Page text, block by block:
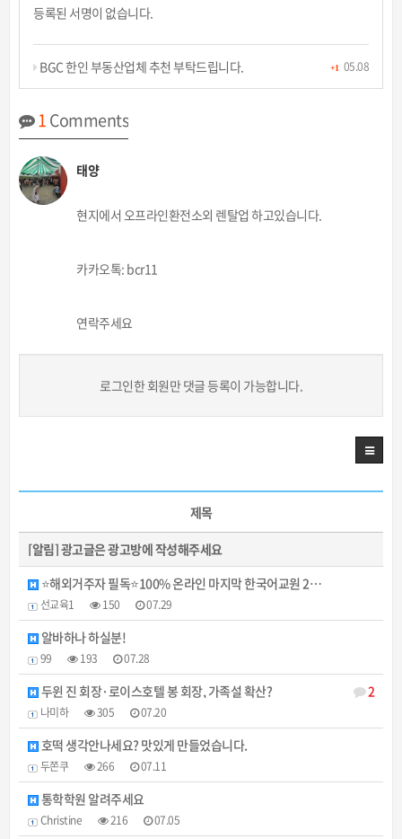
등록된 서명이 없습니다.
+1 05.08
BGC 한인 부동산업체 추천 부탁드립니다.
1Comments
태양
현지에서 오프라인환전소외 렌탈업 하고있습니다.
카카오톡: bcr11
연락주세요
로그인한 회원만 댓글 등록이 가능합니다.
제목
[알림]광고글은 광고방에 작성해주세요
⭐해외거주자 필독⭐100% 온라인 마지막 한국어교원 2…
선교육1 150 07.29
알바하나 하실분!
99 193 07.28
2
두윈 진 회장·로이스호텔 봉 회장, 가족설 확산?
나미하 305 07.20
호떡 생각안나세요? 맛있게 만들었습니다.
두쫀쿠 266 07.11
통학학원 알려주세요
Christine 216 07.05